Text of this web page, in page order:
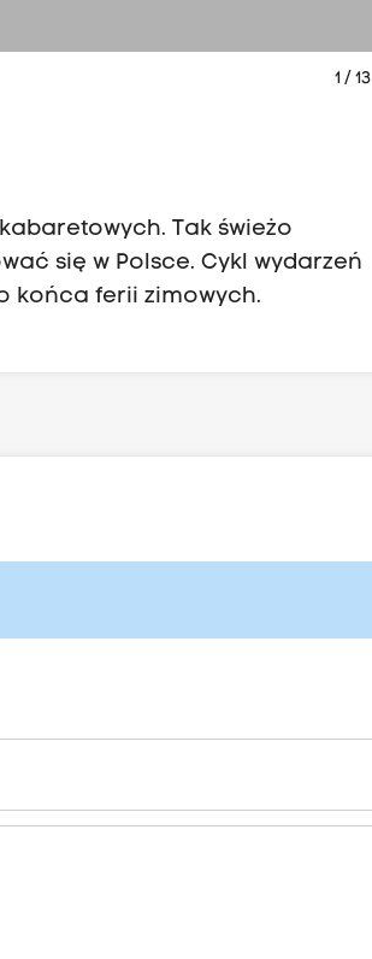
1/ 13
Tak świeżo
się w Polsce. Cykl wydarzeń
końca ferii zimowych.